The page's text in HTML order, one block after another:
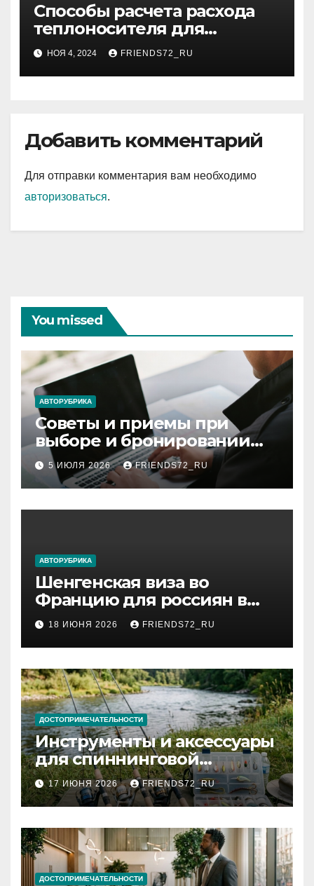
Способы расчета расхода
теплоносителя для
системы отопления
НОЯ 4, 2024 FRIENDS72_RU
Добавить комментарий
Для отправки комментария вам необходимо
авторизоваться.
You missed
АВТОРУБРИКА
Советы и приемы при
выборе и бронировании
авиабилетов
5 ИЮЛЯ 2026 FRIENDS72_RU
АВТОРУБРИКА
Шенгенская виза во
Францию для россиян в
2026 году: сроки от 3 дней
и список необходимых
документов
18 ИЮНЯ 2026 FRIENDS72_RU
ДОСТОПРИМЕЧАТЕЛЬНОСТИ
Инструменты и аксессуары
для спиннинговой
рыбалки: назначение и
типы
17 ИЮНЯ 2026 FRIENDS72_RU
ДОСТОПРИМЕЧАТЕЛЬНОСТИ